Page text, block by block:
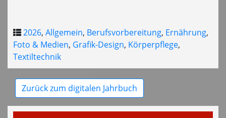
2026, Allgemein, Berufsvorbereitung, Ernährung,
Foto & Medien, Grafik-Design, Körperpflege,
Textiltechnik
Zurück zum digitalen Jahrbuch